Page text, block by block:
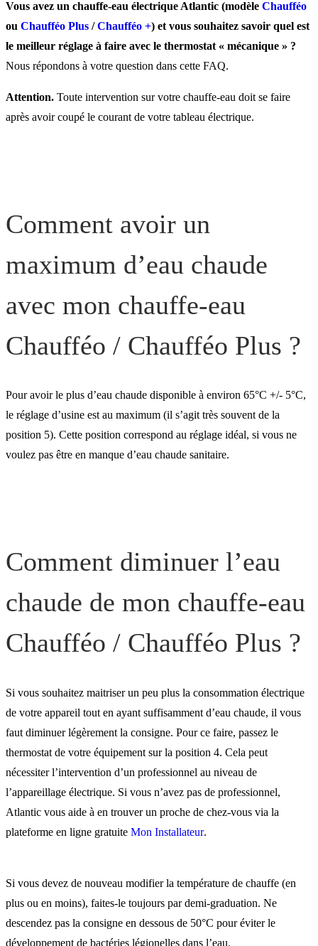
chauffe-eau Chaufféo /
Chaufféo Plus ?
Comment diminuer l’eau
chaude de mon chauffe-
Vous avez un chauffe-eau électrique Atlantic (modèle Chaufféo
ou Chaufféo Plus /Chaufféo +) et vous souhaitez savoir quel est
le meilleur réglage à faire avec le thermostat « mécanique » ?
Nous répondons à votre question dans cette FAQ.
Attention. Toute intervention sur votre chauffe-eau doit se faire
après avoir coupé le courant de votre tableau électrique.
Comment avoir un
maximum d’eau chaude
avec mon chauffe-eau
Chaufféo / Chaufféo Plus ?
Pour avoir le plus d’eau chaude disponible à environ 65°C +/- 5°C,
le réglage d’usine est au maximum (il s’agit très souvent de la
position 5). Cette position correspond au réglage idéal, si vous ne
voulez pas être en manque d’eau chaude sanitaire.
Comment diminuer l’eau
chaude de mon chauffe-eau
Chaufféo / Chaufféo Plus ?
Si vous souhaitez maitriser un peu plus la consommation électrique
de votre appareil tout en ayant suffisamment d’eau chaude, il vous
faut diminuer légèrement la consigne. Pour ce faire, passez le
thermostat de votre équipement sur la position 4. Cela peut
nécessiter l’intervention d’un professionnel au niveau de
l’appareillage électrique. Si vous n’avez pas de professionnel,
Atlantic vous aide à en trouver un proche de chez-vous via la
plateforme en ligne gratuite Mon Installateur.
Si vous devez de nouveau modifier la température de chauffe (en
plus ou en moins), faites-le toujours par demi-graduation. Ne
descendez pas la consigne en dessous de 50°C pour éviter le
développement de bactéries légionelles dans l’eau.